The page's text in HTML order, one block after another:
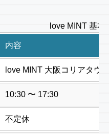
love MINT 基本
内容
love MINT 大阪コリアタウ
10:30 〜 17:30
不定休